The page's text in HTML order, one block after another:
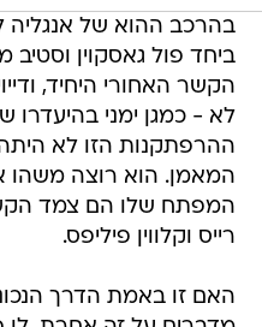
בהרכב ההוא של אנגליה
ביחד פול גאסקוין וסטיב
הקשר האחורי היחיד,
לא - כמגן ימני בהיעדרו
ההרפתקנות הזו לא
המאמן. הוא רוצה משהו
המפתח שלו הם צמד
רייס וקלווין פיליפס.
האם זו באמת הדרך